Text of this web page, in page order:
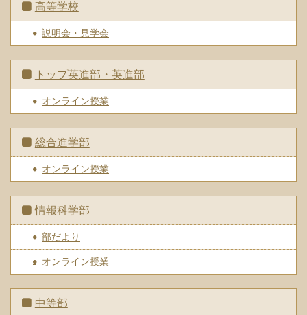
高等学校
説明会・見学会
トップ英進部・英進部
オンライン授業
総合進学部
オンライン授業
情報科学部
部だより
オンライン授業
中等部